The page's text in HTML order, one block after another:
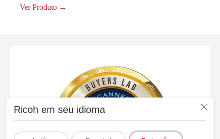
Ricoh em seu idioma
Ver Produto →